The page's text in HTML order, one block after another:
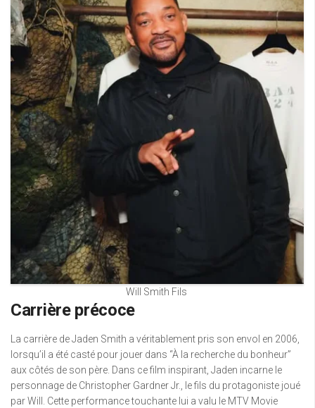
Will Smith Fils
Carrière précoce
La carrière de Jaden Smith a véritablement pris son envol en 2006,
lorsqu’il a été casté pour jouer dans “À la recherche du bonheur”
aux côtés de son père. Dans ce film inspirant, Jaden incarne le
personnage de Christopher Gardner Jr., le fils du protagoniste joué
par Will. Cette performance touchante lui a valu le MTV Movie